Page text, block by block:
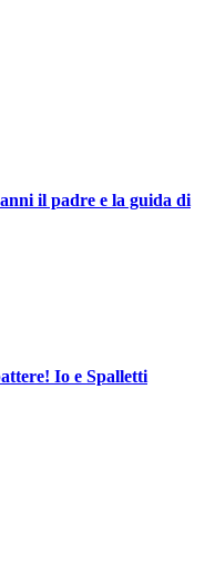
il padre e la guida di
Io e Spalletti